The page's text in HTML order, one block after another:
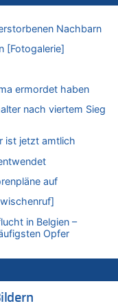
zum 1. FC Köln
von Sinnen zu
jetzt amtlich
jetzt amtlich
von Sinnen zu
jetzt amtlich
zum 1. FC Köln
wie noch nie
zu
jetzt amtlich
wie noch nie
Nachbarn
[Fotogalerie]
ermordet haben
nach viertem Sieg
ist jetzt amtlich
auf
in Belgien –
Opfer